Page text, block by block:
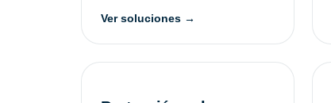
Ver soluciones →